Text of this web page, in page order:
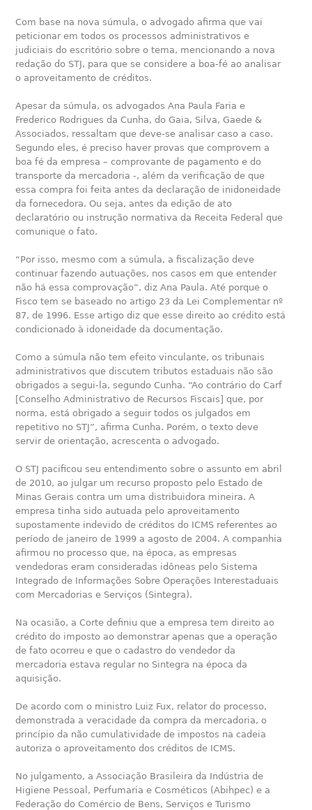
Com base na nova súmula, o advogado afirma que vai
peticionar em todos os processos administrativos e
judiciais do escritório sobre o tema, mencionando a nova
redação do STJ, para que se considere a boa-fé ao analisar
o aproveitamento de créditos.
Apesar da súmula, os advogados Ana Paula Faria e
Frederico Rodrigues da Cunha, do Gaia, Silva, Gaede &
Associados, ressaltam que deve-se analisar caso a caso.
Segundo eles, é preciso haver provas que comprovem a
boa fé da empresa – comprovante de pagamento e do
transporte da mercadoria -, além da verificação de que
essa compra foi feita antes da declaração de inidoneidade
da fornecedora. Ou seja, antes da edição de ato
declaratório ou instrução normativa da Receita Federal que
comunique o fato.
“Por isso, mesmo com a súmula, a fiscalização deve
continuar fazendo autuações, nos casos em que entender
não há essa comprovação”, diz Ana Paula. Até porque o
Fisco tem se baseado no artigo 23 da Lei Complementar nº
87, de 1996. Esse artigo diz que esse direito ao crédito está
condicionado à idoneidade da documentação.
Como a súmula não tem efeito vinculante, os tribunais
administrativos que discutem tributos estaduais não são
obrigados a segui-la, segundo Cunha. “Ao contrário do Carf
[Conselho Administrativo de Recursos Fiscais] que, por
norma, está obrigado a seguir todos os julgados em
repetitivo no STJ”, afirma Cunha. Porém, o texto deve
servir de orientação, acrescenta o advogado.
O STJ pacificou seu entendimento sobre o assunto em abril
de 2010, ao julgar um recurso proposto pelo Estado de
Minas Gerais contra um uma distribuidora mineira. A
empresa tinha sido autuada pelo aproveitamento
supostamente indevido de créditos do ICMS referentes ao
período de janeiro de 1999 a agosto de 2004. A companhia
afirmou no processo que, na época, as empresas
vendedoras eram consideradas idôneas pelo Sistema
Integrado de Informações Sobre Operações Interestaduais
com Mercadorias e Serviços (Sintegra).
Na ocasião, a Corte definiu que a empresa tem direito ao
crédito do imposto ao demonstrar apenas que a operação
de fato ocorreu e que o cadastro do vendedor da
mercadoria estava regular no Sintegra na época da
aquisição.
De acordo com o ministro Luiz Fux, relator do processo,
demonstrada a veracidade da compra da mercadoria, o
princípio da não cumulatividade de impostos na cadeia
autoriza o aproveitamento dos créditos de ICMS.
No julgamento, a Associação Brasileira da Indústria de
Higiene Pessoal, Perfumaria e Cosméticos (Abihpec) e a
Federação do Comércio de Bens, Serviços e Turismo